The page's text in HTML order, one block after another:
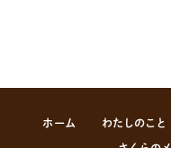
ホーム わたしのこと